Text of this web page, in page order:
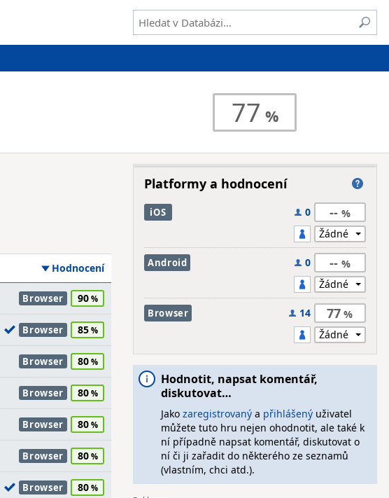
77
Hodnocení
Browser 90
Browser 85
Browser 80
Browser 80
Browser 80
Browser 80
Browser 80
Platformy a hodnocení
iOS 0 --
Android 0 --
Browser 14 77
Hodnotit, napsat komentář,
diskutovat…
Jako zaregistrovanýa přihlášenýuživatel
můžete tuto hru nejen ohodnotit, ale také k
ní případně napsat komentář, diskutovat o
ní či ji zařadit do některého ze seznamů
(vlastním, chci atd.).